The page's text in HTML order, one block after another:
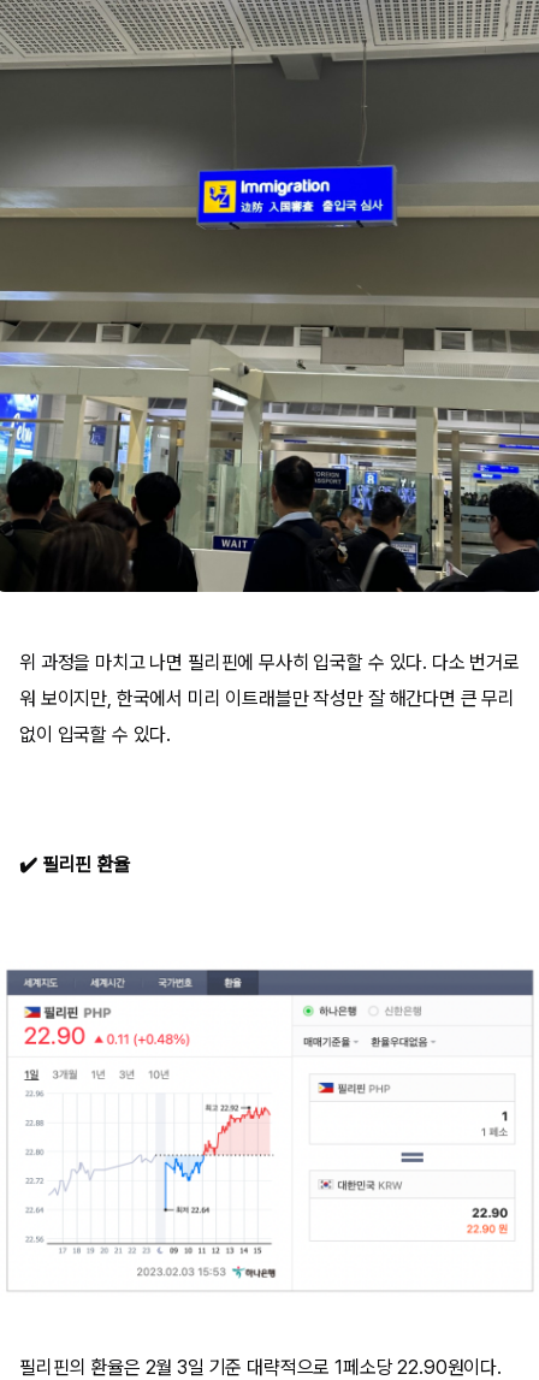
위 과정을 마치고 나면 필리핀에 무사히 입국할 수 있다. 다소 번거로
워 보이지만, 한국에서 미리 이트래블만 작성만 잘 해간다면 큰 무리
없이 입국할 수 있다.
✔️ 필리핀 환율
필리핀의 환율은 2월 3일 기준 대략적으로 1페소당 22.90원이다.